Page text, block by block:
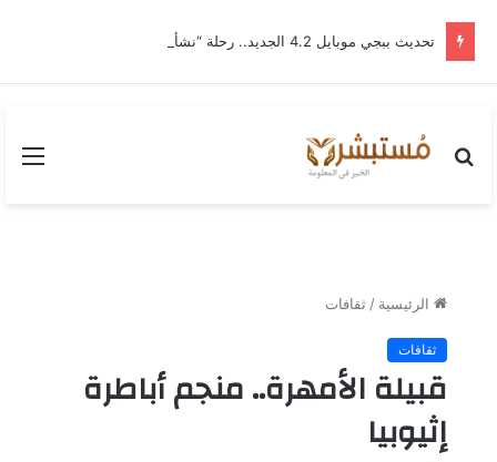
بحث
الرئيسية / ثقافات
ثقافات
قبيلة الأمهرة.. منجم أباطرة
إثيوبيا